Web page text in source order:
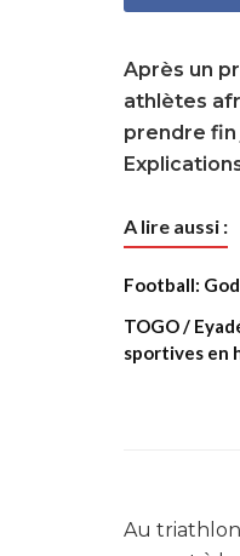
Après un
athlètes
prendre fin
A lire aussi :
Football:
TOGO /
sportives en
Au